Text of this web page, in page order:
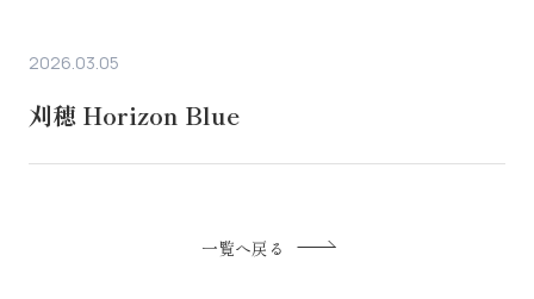
2026.03.05
刈穂 Horizon Blue
一覧へ戻る